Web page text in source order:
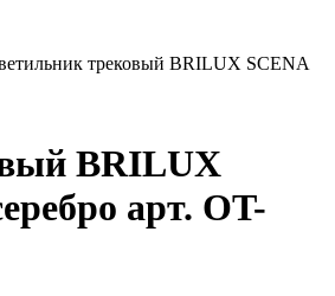
трековый BRILUX SCENA
BRILUX
арт. OT-